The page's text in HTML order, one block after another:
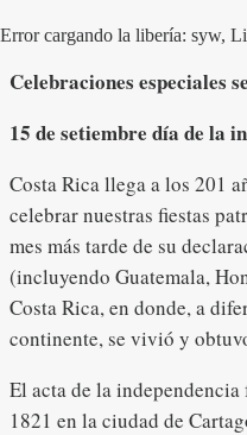
Error cargando la libería: syw,
Celebraciones especiales
15 de setiembre día de la
Costa Rica llega a los 201
celebrar nuestras fiestas
mes más tarde de su
(incluyendo Guatemala,
Costa Rica, en donde, a
continente, se vivió y
El acta de la
1821 en la ciudad de